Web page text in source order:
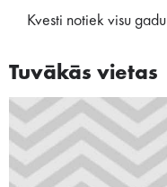
Kvesti notiek visu
Tuvākās vietas